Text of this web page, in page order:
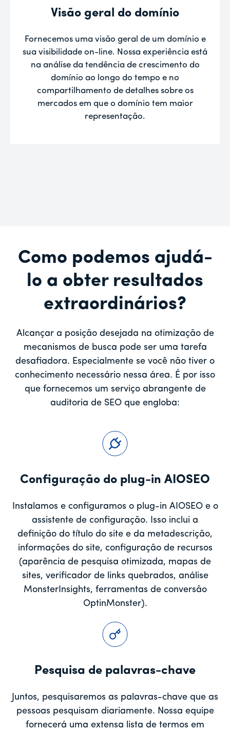
Visão geral do domínio
Fornecemos uma visão geral de um domínio e
sua visibilidade on-line. Nossa experiência está
na análise da tendência de crescimento do
domínio ao longo do tempo e no
compartilhamento de detalhes sobre os
mercados em que o domínio tem maior
representação.
Como podemos ajudá-
lo a obter resultados
extraordinários?
Alcançar a posição desejada na otimização de
mecanismos de busca pode ser uma tarefa
desafiadora. Especialmente se você não tiver o
conhecimento necessário nessa área. É por isso
que fornecemos um serviço abrangente de
auditoria de SEO que engloba:
Configuração do plug-in AIOSEO
Instalamos e configuramos o plug-in AIOSEO e o
assistente de configuração. Isso inclui a
definição do título do site e da metadescrição,
informações do site, configuração de recursos
(aparência de pesquisa otimizada, mapas de
sites, verificador de links quebrados, análise
MonsterInsights, ferramentas de conversão
OptinMonster).
Pesquisa de palavras-chave
Juntos, pesquisaremos as palavras-chave que as
pessoas pesquisam diariamente. Nossa equipe
fornecerá uma extensa lista de termos em